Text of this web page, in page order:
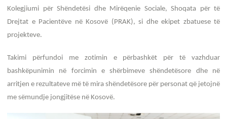
Kolegjiumi për Shëndetësi dhe Mirëqenie Sociale, Shoqata për të
Drejtat e Pacientëve në Kosovë (PRAK), si dhe ekipet zbatuese të
projekteve.
Takimi përfundoi me zotimin e përbashkët për të vazhduar
bashkëpunimin në forcimin e shërbimeve shëndetësore dhe në
arritjen e rezultateve më të mira shëndetësore për personat që jetojnë
me sëmundje jongjitëse në Kosovë.